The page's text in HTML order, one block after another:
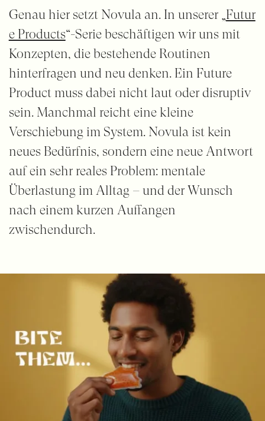
Genau hier setzt Novula an. In unserer „Futur
e Products“-Serie beschäftigen wir uns mit
Konzepten, die bestehende Routinen
hinterfragen und neu denken. Ein Future
Product muss dabei nicht laut oder disruptiv
sein. Manchmal reicht eine kleine
Verschiebung im System. Novula ist kein
neues Bedürfnis, sondern eine neue Antwort
auf ein sehr reales Problem: mentale
Überlastung im Alltag – und der Wunsch
nach einem kurzen Auffangen
zwischendurch.